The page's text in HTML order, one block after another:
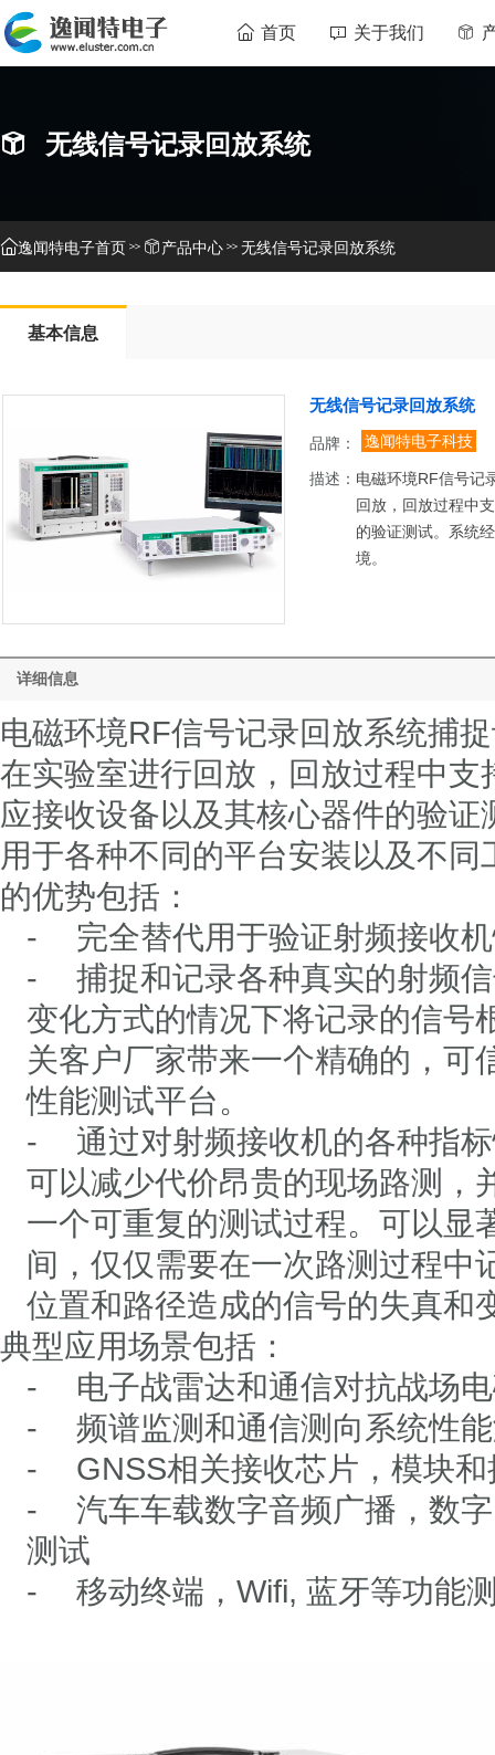
首页 关于我们
无线信号记录回放系统
逸闻特电子首页 产品中心 无线信号记录回放系统
基本信息
无线信号记录回放系统
品牌： 逸闻特电子科技
描述： 电磁环境RF信号记
回放，回放过程中
的验证测试。系统
境。
详细信息
电磁环境RF信号记录回放系统捕
在实验室进行回放，回放过程中
应接收设备以及其核心器件的验
用于各种不同的平台安装以及不
的优势包括：
-
完全替代用于验证射频接收
-
捕捉和记录各种真实的射频
变化方式的情况下将记录的信号
关客户厂家带来一个精确的，可
性能测试平台。
-
通过对射频接收机的各种指
可以减少代价昂贵的现场路测，
一个可重复的测试过程。可以显
间，仅仅需要在一次路测过程中
位置和路径造成的信号的失真和
典型应用场景包括：
-
电子战雷达和通信对抗战场
-
频谱监测和通信测向系统性
-
GNSS相关接收芯片，模块
-
汽车车载数字音频广播，数
测试
-
移动终端， Wifi, 蓝牙等功能